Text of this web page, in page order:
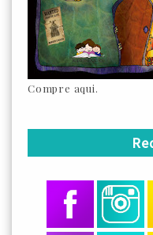
Compre aqui.